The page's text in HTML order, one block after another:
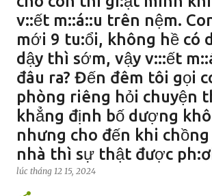
v::ết m::á::u trên nệm.
mới 9 tu:ổi, không hề có
dậy thì sớm, vậy v:::ết
đâu ra? Đến đêm tôi gọi
phòng riêng hỏi chuyện
khẳng định bố dượng
nhưng cho đến khi
nhà thì sự thật được
lúc tháng 12 15, 2024